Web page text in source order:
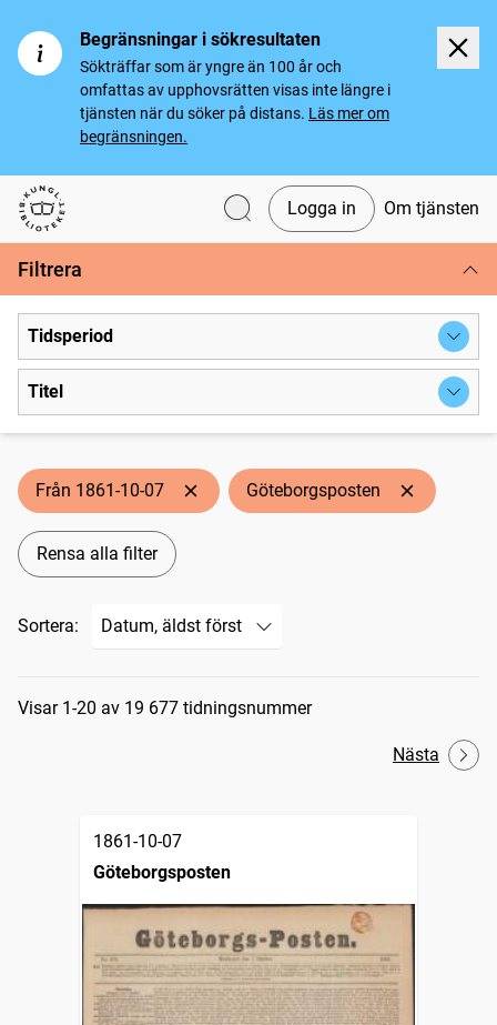
Begränsningar i sökresultaten
Sökträffar som är yngre än 100 år och
omfattas av upphovsrätten visas inte längre i
tjänsten när du söker på distans. Läs mer om
begränsningen.
Svenska tidningar
Logga in Om tjänsten
Filtrera
Tidsperiod
Titel
Från 1861-10-07 Göteborgsposten
Rensa alla filter
Sortera:
Sökresultat
Visar 1-20 av 19 677 tidningsnummer
Nästa
1861-10-07
Göteborgsposten